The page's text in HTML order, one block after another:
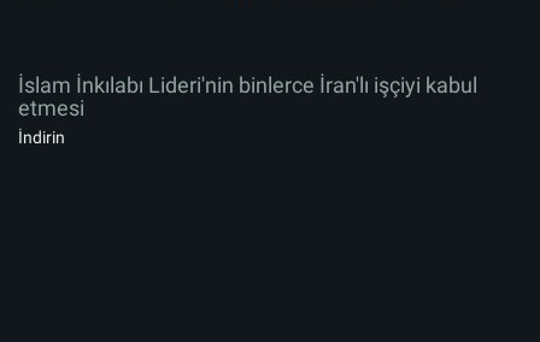
İslam İnkılabı Lideri'nin binlerce İran'lı işçiyi kabul
etmesi
İndirin